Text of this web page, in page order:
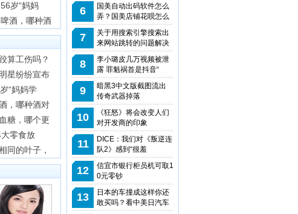
岁“妈妈
酒，哪种酒
算工伤吗？
星纷纷宣布
“妈妈学
，哪种酒对
糖，哪个更
大零食放
同的叶子，
6
国美自动出码软件怎么
弄？国美店铺花呗怎么
7
关于用搜索引擎搜索出
来网站跳转的问题解决
8
李小璐皮几万视频被泄
露 罪魁祸首是抖音“
9
暗黑3中文版截图流出
传奇武器掉落
10
《狂怒》将会改变人们
对开发商的印象
11
DICE：我们对《叛逆连
队2》感到“很羞
12
信宜市银行柜员机可取1
0元零钞
13
日本的车撞成这样你还
敢买吗？看中美日汽车